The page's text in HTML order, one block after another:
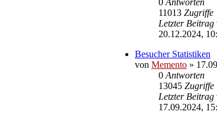
11013 Zugriffe
Letzter Beitrag
20.12.2024,
Besucher Statistiken
von Memento »
0 Antworten
13045 Zugriffe
Letzter Beitrag
17.09.2024,